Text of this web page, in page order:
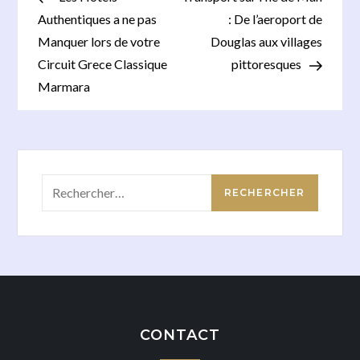
l’article
Authentiques a ne pas
Manquer lors de votre
Circuit Grece Classique
Marmara
: De l’aeroport de
Douglas aux villages
pittoresques
CONTACT